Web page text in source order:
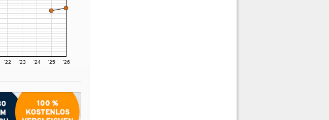
'22 '23 '24 '25 '26